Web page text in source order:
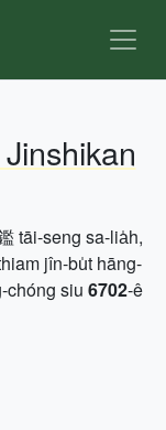
tāi-seng sa-lia̍h,
jîn-bu̍t hāng-
chóng siu 6702-ê